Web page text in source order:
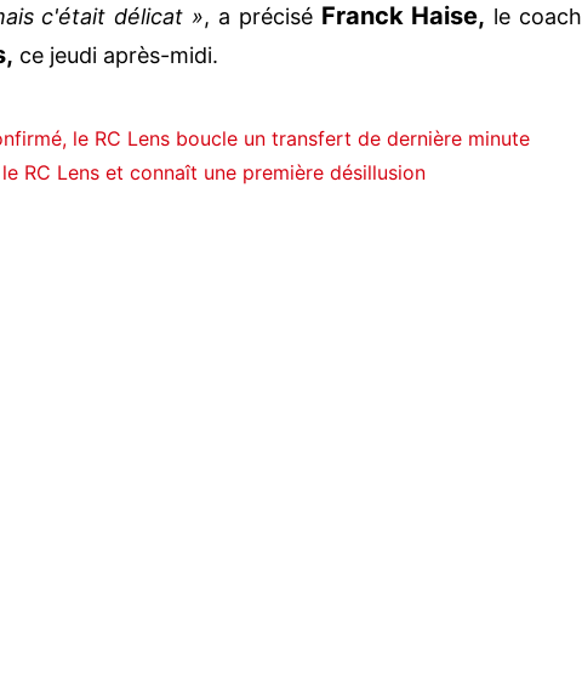
c'était délicat », a précisé Franck Haise, le coach
ce jeudi après-midi.
le RC Lens boucle un transfert de dernière minute
RC Lens et connaît une première désillusion